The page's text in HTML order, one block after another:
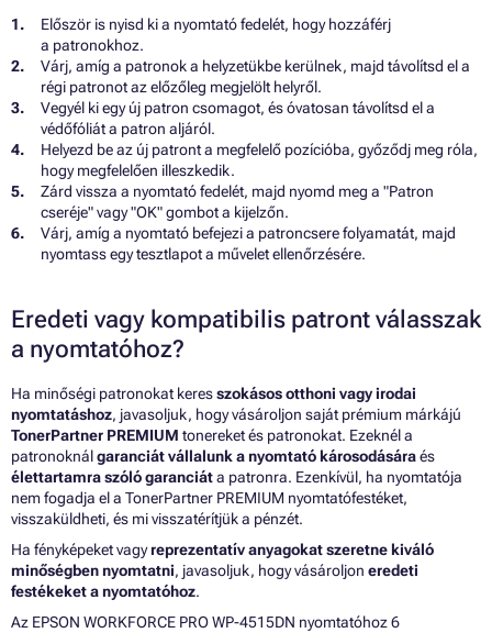
Először is nyisd ki a nyomtató fedelét, hogy hozzáférj
a patronokhoz.
Várj, amíg a patronok a helyzetükbe kerülnek, majd távolítsd el a
régi patronot az előzőleg megjelölt helyről.
Vegyél ki egy új patron csomagot, és óvatosan távolítsd el a
védőfóliát a patron aljáról.
Helyezd be az új patront a megfelelő pozícióba, győződj meg róla,
hogy megfelelően illeszkedik.
Zárd vissza a nyomtató fedelét, majd nyomd meg a "Patron
cseréje" vagy "OK" gombot a kijelzőn.
Várj, amíg a nyomtató befejezi a patroncsere folyamatát, majd
nyomtass egy tesztlapot a művelet ellenőrzésére.
Eredeti vagy kompatibilis patront válasszak
a nyomtatóhoz?
Ha minőségi patronokat keresszokásos otthoni vagy irodai
nyomtatáshoz, javasoljuk, hogy vásároljon saját prémium márkájú
TonerPartner PREMIUM tonereket és patronokat. Ezeknél a
patronoknálgaranciát vállalunk a nyomtató károsodásáraés
élettartamra szóló garanciáta patronra. Ezenkívül, ha nyomtatója
nem fogadja el a TonerPartner PREMIUM nyomtatófestéket,
visszaküldheti, és mi visszatérítjük a pénzét.
Ha fényképeket vagyreprezentatív anyagokat szeretne kiváló
minőségben nyomtatni, javasoljuk, hogy vásároljon eredeti
festékeket a nyomtatóhoz.
Az EPSON WORKFORCE PRO WP-4515DN nyomtatóhoz 6